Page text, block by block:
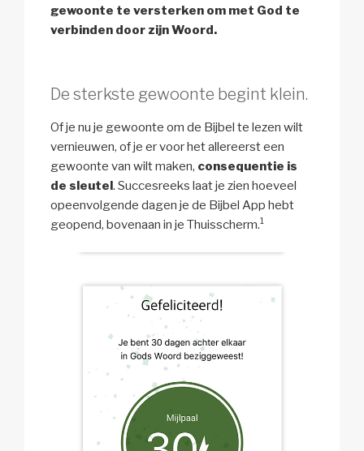
gewoonte te versterken om met God te
verbinden door zijn Woord.
De sterkste gewoonte begint klein.
Of je nu je gewoonte om de Bijbel te lezen wilt
vernieuwen, of je er voor het allereerst een
gewoonte van wilt maken, consequentie is
de sleutel. Succesreeks laat je zien hoeveel
opeenvolgende dagen je de Bijbel App hebt
geopend, bovenaan in je Thuisscherm.1